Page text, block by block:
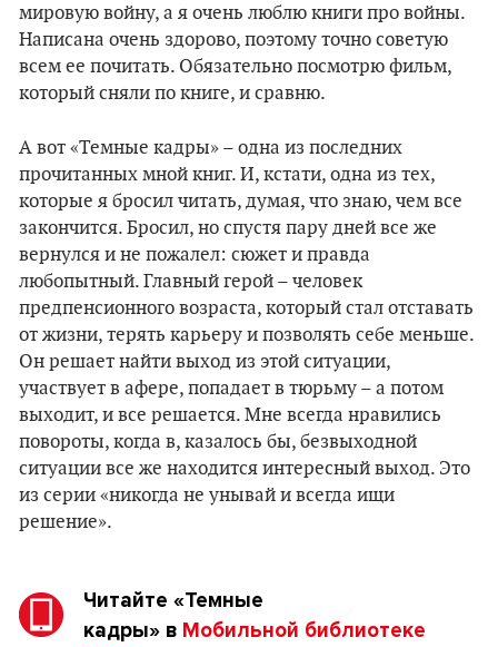
мировую войну, а я очень люблю книги про войны.
Написана очень здорово, поэтому точно советую
всем ее почитать. Обязательно посмотрю фильм,
который сняли по книге, и сравню.
А вот «Темные кадры» – одна из последних
прочитанных мной книг. И, кстати, одна из тех,
которые я бросил читать, думая, что знаю, чем все
закончится. Бросил, но спустя пару дней все же
вернулся и не пожалел: сюжет и правда
любопытный. Главный герой – человек
предпенсионного возраста, который стал отставать
от жизни, терять карьеру и позволять себе меньше.
Он решает найти выход из этой ситуации,
участвует в афере, попадает в тюрьму – а потом
выходит, и все решается. Мне всегда нравились
повороты, когда в, казалось бы, безвыходной
ситуации все же находится интересный выход. Это
из серии «никогда не унывай и всегда ищи
решение».
Читайте «Темные
кадры» в Мобильной библиотеке